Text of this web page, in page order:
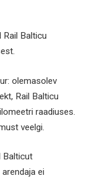
Rail Balticu
olemasolev
Rail Balticu
raadiuses.
veelgi.
Balticut
ei